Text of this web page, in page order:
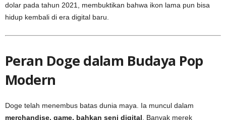
dolar pada tahun 2021, membuktikan bahwa ikon lama pun bisa
hidup kembali di era digital baru.
Peran Doge dalam Budaya Pop
Modern
Doge telah menembus batas dunia maya. Ia muncul dalam
merchandise, game, bahkan seni digital . Banyak merek